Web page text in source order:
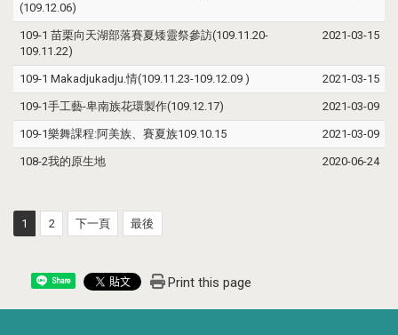
(109.12.06)
109-1 苗栗向天湖部落賽夏矮靈祭參訪(109.11.20-
109.11.22)
2021-03-15
109-1 Makadjukadju.情(109.11.23-109.12.09 ) 2021-03-15
109-1手工藝-卑南族花環製作(109.12.17) 2021-03-09
109-1樂舞課程:阿美族、賽夏族109.10.15 2021-03-09
108-2我的原生地 2020-06-24
1 2 下一頁 最後
Share Print this page